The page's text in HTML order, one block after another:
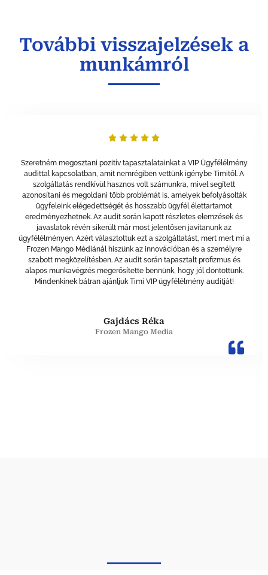
További visszajelzések a
munkámról
Szeretném megosztani pozitív tapasztalatainkat a VIP Ügyfélélmény
audittal kapcsolatban, amit nemrégiben vettünk igénybe Timitől. A
szolgáltatás rendkívül hasznos volt számunkra, mivel segített
azonosítani és megoldani több problémát is, amelyek befolyásolták
ügyfeleink elégedettségét és hosszabb ügyfél élettartamot
eredményezhetnek. Az audit során kapott részletes elemzések és
javaslatok révén sikerült már most jelentősen javítanunk az
ügyfélélményen. Azért választottuk ezt a szolgáltatást, mert mert mi a
Frozen Mango Médiánál hiszünk az innovációban és a személyre
szabott megközelítésben. Az audit során tapasztalt profizmus és
alapos munkavégzés megerősítette bennünk, hogy jól döntöttünk.
Mindenkinek bátran ajánljuk Timi VIP ügyfélélmény auditját!
Gajdács Réka
Frozen Mango Media